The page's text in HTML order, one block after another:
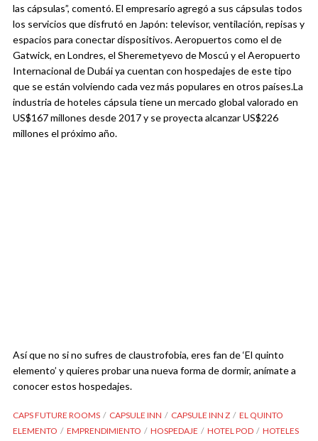
las cápsulas”, comentó. El empresario agregó a sus cápsulas todos
los servicios que disfrutó en Japón: televisor, ventilación, repisas y
espacios para conectar dispositivos.Aeropuertos como el de
Gatwick, en Londres, el Sheremetyevo de Moscú y el Aeropuerto
Internacional de Dubái ya cuentan con hospedajes de este tipo
que se están volviendo cada vez más populares en otros países.La
industria de hoteles cápsula tiene un mercado global valorado en
US$167 millones desde 2017 y se proyecta alcanzar US$226
millones el próximo año.
Así que no si no sufres de claustrofobia, eres fan de ‘El quinto
elemento’ y quieres probar una nueva forma de dormir, anímate a
conocer estos hospedajes.
CAPS FUTURE ROOMS CAPSULE INN CAPSULE INN Z
EL QUINTO
ELEMENTO
EMPRENDIMIENTO HOSPEDAJE HOTEL POD
HOTELES